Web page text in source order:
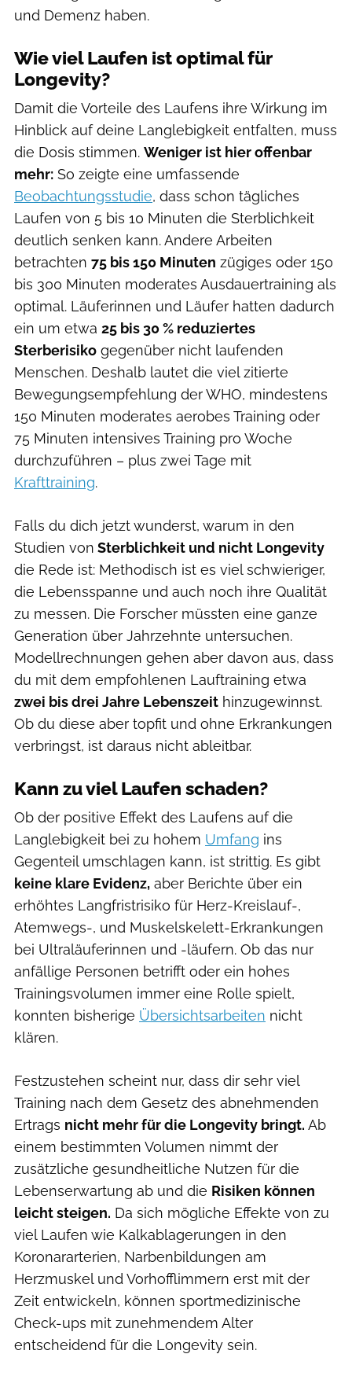
und Demenz haben.
Wie viel Laufen ist optimal für
Longevity?
Damit die Vorteile des Laufens ihre Wirkung im
Hinblick auf deine Langlebigkeit entfalten, muss
die Dosis stimmen. Weniger ist hier offenbar
mehr: So zeigte eine umfassende
Beobachtungsstudie, dass schon tägliches
Laufen von 5 bis 10 Minuten die Sterblichkeit
deutlich senken kann. Andere Arbeiten
betrachten 75 bis 150 Minuten zügiges oder 150
bis 300 Minuten moderates Ausdauertraining als
optimal. Läuferinnen und Läufer hatten dadurch
ein um etwa 25 bis 30 % reduziertes
Sterberisiko gegenüber nicht laufenden
Menschen. Deshalb lautet die viel zitierte
Bewegungsempfehlung der WHO, mindestens
150 Minuten moderates aerobes Training oder
75 Minuten intensives Training pro Woche
durchzuführen – plus zwei Tage mit
Krafttraining.
Falls du dich jetzt wunderst, warum in den
Studien von Sterblichkeit und nicht Longevity
die Rede ist: Methodisch ist es viel schwieriger,
die Lebensspanne und auch noch ihre Qualität
zu messen. Die Forscher müssten eine ganze
Generation über Jahrzehnte untersuchen.
Modellrechnungen gehen aber davon aus, dass
du mit dem empfohlenen Lauftraining etwa
zwei bis drei Jahre Lebenszeit hinzugewinnst.
Ob du diese aber topfit und ohne Erkrankungen
verbringst, ist daraus nicht ableitbar.
Kann zu viel Laufen schaden?
Ob der positive Effekt des Laufens auf die
Langlebigkeit bei zu hohem Umfang ins
Gegenteil umschlagen kann, ist strittig. Es gibt
keine klare Evidenz, aber Berichte über ein
erhöhtes Langfristrisiko für Herz-Kreislauf-,
Atemwegs-, und Muskelskelett-Erkrankungen
bei Ultraläuferinnen und -läufern. Ob das nur
anfällige Personen betrifft oder ein hohes
Trainingsvolumen immer eine Rolle spielt,
konnten bisherige Übersichtsarbeiten nicht
klären.
Festzustehen scheint nur, dass dir sehr viel
Training nach dem Gesetz des abnehmenden
Ertrags nicht mehr für die Longevity bringt. Ab
einem bestimmten Volumen nimmt der
zusätzliche gesundheitliche Nutzen für die
Lebenserwartung ab und die Risiken können
leicht steigen. Da sich mögliche Effekte von zu
viel Laufen wie Kalkablagerungen in den
Koronararterien, Narbenbildungen am
Herzmuskel und Vorhofflimmern erst mit der
Zeit entwickeln, können sportmedizinische
Check-ups mit zunehmendem Alter
entscheidend für die Longevity sein.